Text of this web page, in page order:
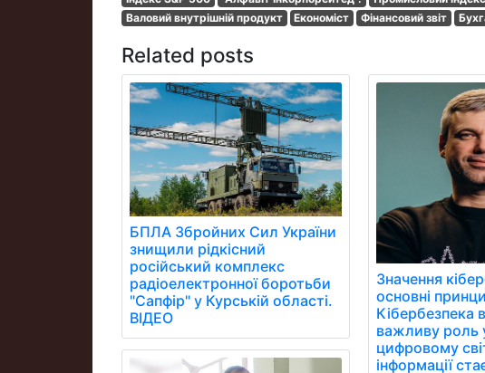
Валовий внутрішній продукт
Економіст Фінансовий звіт
Related posts
БПЛА Збройних Сил України
знищили рідкісний
російський комплекс
радіоелектронної боротьби
"Сапфір" у Курській області.
ВІДЕО
Значення
основні
Кібербезпека
важливу роль
цифровому
інформації